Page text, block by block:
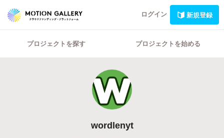
ログイン 新規登録
プロジェクトを探す プロジェクトを始める
wordlenyt